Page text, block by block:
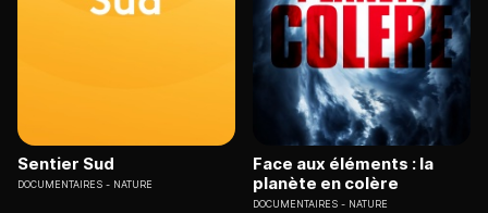
Sentier Sud
DOCUMENTAIRES NATURE
Face aux éléments : la
planète en colère
DOCUMENTAIRES NATURE